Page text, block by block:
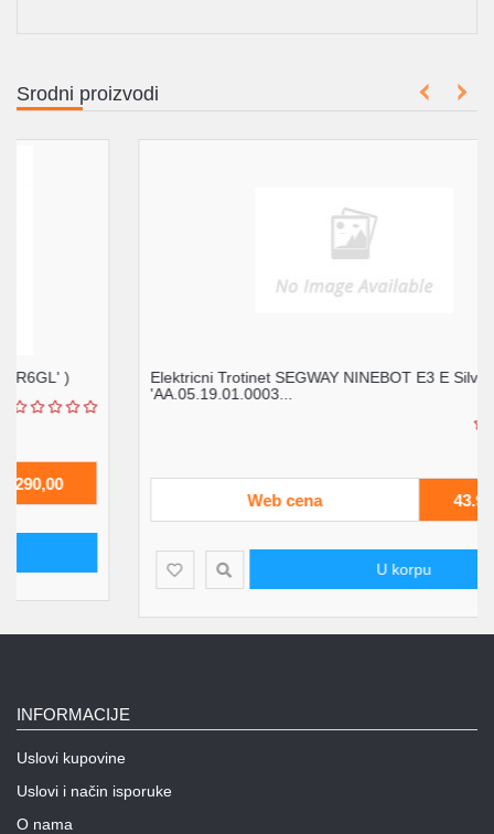
Srodni proizvodi
Elektricni Trotinet SEGWAY NINEBOT E3 E Silver' (
'AA.05.19.01.0003...
INFORMACIJE
Uslovi kupovine
Uslovi i način isporuke
O nama